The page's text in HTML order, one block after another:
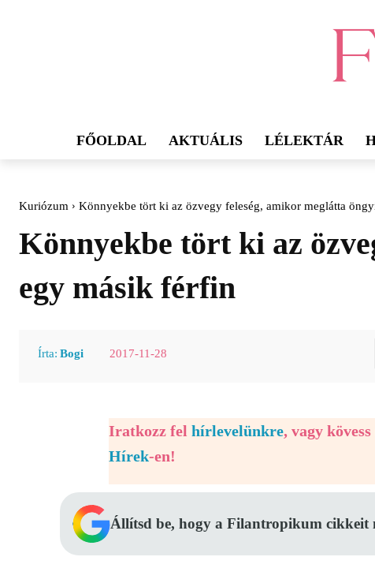
FŐOLDAL AKTUÁLIS LÉLEKTÁR
Kuriózum Könnyekbe tört ki az özvegy feleség, amikor meglátta
Könnyekbe tört ki az
egy másik férfin
Írta: Bogi 2017-11-28
Iratkozz fel hírlevelünkre, vagy
Hírek-en!
Állítsd be, hogy a Filantropikum cikkeit